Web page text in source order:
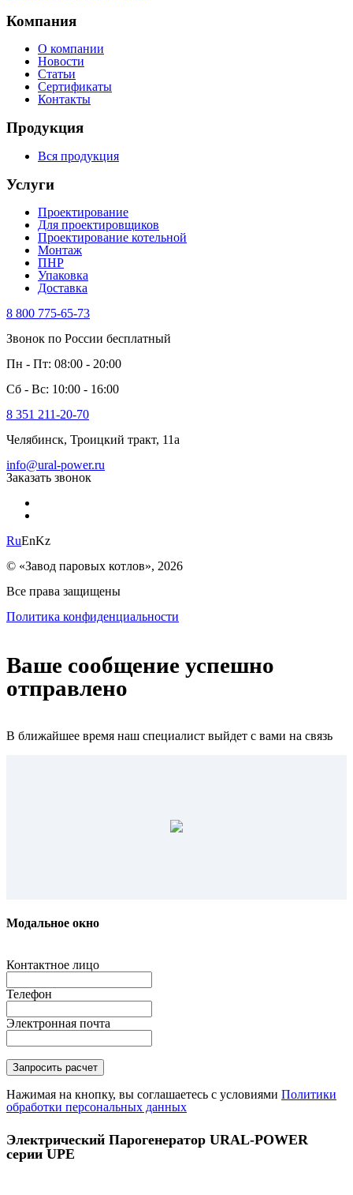
Компания
О компании
Новости
Статьи
Сертификаты
Контакты
Продукция
Вся продукция
Услуги
Проектирование
Для проектировщиков
Проектирование котельной
Монтаж
ПНР
Упаковка
Доставка
8 800 775-65-73
Звонок по России бесплатный
Пн - Пт: 08:00 - 20:00
Сб - Вс: 10:00 - 16:00
8 351 211-20-70
Челябинск, Троицкий тракт, 11а
info@ural-power.ru
Заказать звонок
RuEnKz
© «Завод паровых котлов», 2026
Все права защищены
Политика конфиденциальности
Ваше сообщение успешно
отправлено
В ближайшее время наш специалист выйдет с вами на связь
Модальное окно
Контактное лицо
Телефон
Электронная почта
Нажимая на кнопку, вы соглашаетесь с условиями Политики
обработки персональных данных
Электрический Парогенератор URAL-POWER
серии UPE